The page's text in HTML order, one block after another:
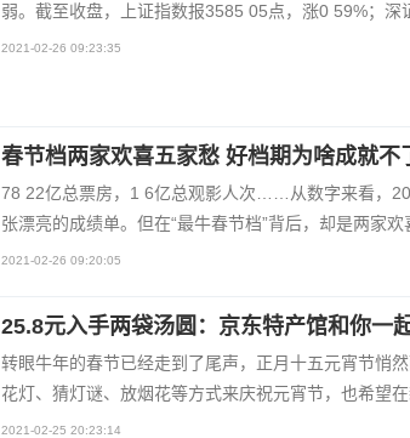
弱。截至收盘，上证指数报3585 05点，涨0 59%；深
2021-02-26 09:23:35
春节档两家欢喜五家愁 好档期为啥成就不
78 22亿总票房，1 6亿总观影人次……从数字来看，
张漂亮的成绩单。但在“最牛春节档”背后，却是两家欢
2021-02-26 09:20:05
25.8元入手两袋汤圆：京东特产馆和你一
转眼牛年的春节已经走到了尾声，正月十五元宵节悄
花灯、猜灯谜、放烟花等方式来庆祝元宵节，也希望
2021-02-25 20:23:14